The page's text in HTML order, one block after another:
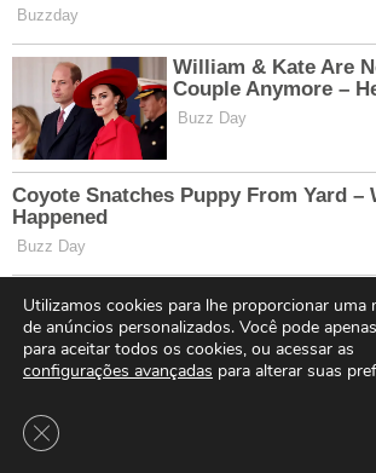
Utilizamos cookies para lhe proporcionar uma
de anúncios personalizados. Você pode
para aceitar todos os cookies, ou acessar as
configurações avançadas para alterar suas
Close GDPR Cookie Banner